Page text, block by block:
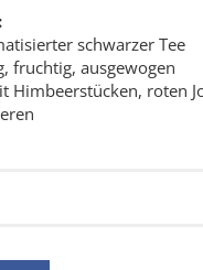
schwarzer Tee
fruchtig, ausgewogen
Himbeerstücken, roten